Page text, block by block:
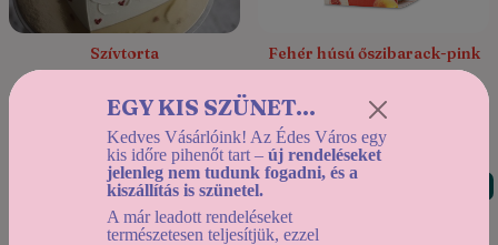
Szívtorta
Fehér húsú őszibarack-pink
borssal
2 290 Ft
Mentes
EGY KIS SZÜNET...
Kedves Vásárlóink! Az Édes Város egy
kis időre pihenőt tart – új rendeléseket
jelenleg nem tudunk fogadni, és a
kiszállítás is szünetel.
A már leadott rendeléseket
természetesen teljesítjük, ezzel